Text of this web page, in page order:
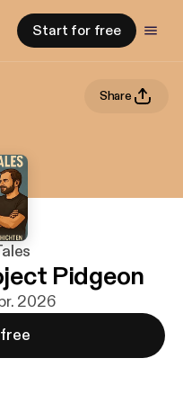
Start for free
Share
Pidgeon
2026